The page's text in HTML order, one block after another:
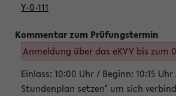
Y-0-111
Anmeldung über das eKVV bis zum
Einlass: 10:00 Uhr / Beginn: 10:15
Stundenplan setzen" um sich